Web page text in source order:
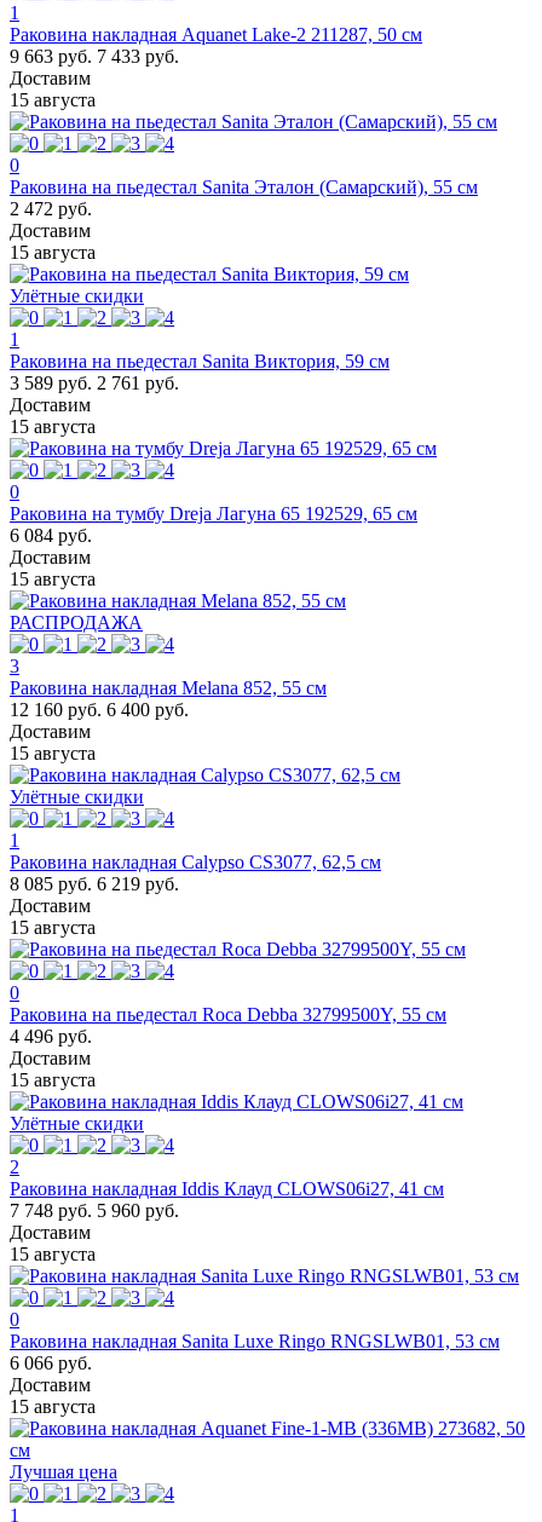
1
Раковина накладная Aquanet Lake-2 211287, 50 см
9 663 руб. 7 433 руб.
Доставим
15 августа
0
Раковина на пьедестал Sanita Эталон (Самарский), 55 см
2 472 руб.
Доставим
15 августа
Улётные скидки
1
Раковина на пьедестал Sanita Виктория, 59 см
3 589 руб. 2 761 руб.
Доставим
15 августа
0
Раковина на тумбу Dreja Лагуна 65 192529, 65 см
6 084 руб.
Доставим
15 августа
РАСПРОДАЖА
3
Раковина накладная Melana 852, 55 см
12 160 руб. 6 400 руб.
Доставим
15 августа
Улётные скидки
1
Раковина накладная Calypso CS3077, 62,5 см
8 085 руб. 6 219 руб.
Доставим
15 августа
0
Раковина на пьедестал Roca Debba 32799500Y, 55 см
4 496 руб.
Доставим
15 августа
Улётные скидки
2
Раковина накладная Iddis Клауд CLOWS06i27, 41 см
7 748 руб. 5 960 руб.
Доставим
15 августа
0
Раковина накладная Sanita Luxe Ringo RNGSLWB01, 53 см
6 066 руб.
Доставим
15 августа
Лучшая цена
1